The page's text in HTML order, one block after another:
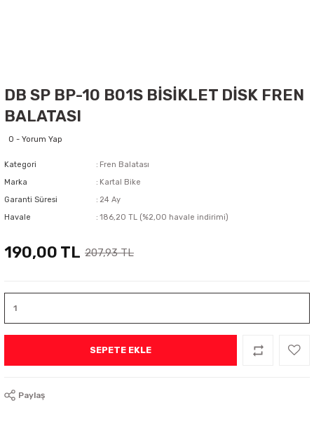
DB SP BP-10 B01S BİSİKLET DİSK FREN
BALATASI
0 - Yorum Yap
Kategori
Fren Balatası
Marka
Kartal Bike
Garanti Süresi
24 Ay
Havale
186,20 TL (%2,00 havale indirimi)
190,00 TL 207,93 TL
SEPETE EKLE
Paylaş